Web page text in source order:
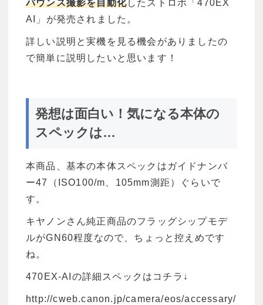
バウンス撮影を自動化したストロボ「470EX
AI」が発売されました。
詳しい説明と実機を見る機会がありましたの
で簡単に説明したいと思います！
発想は面白い！気になる本体の
スペックは…
本商品、基本の本体スペックはガイドナンバ
ー47（ISO100/m、105mm測距）ぐらいで
す。
キヤノンさん純正商品のフラッグシップモデ
ルがGN60程度なので、ちょっと控えめです
ね。
470EX-AIの詳細スペックはコチラ↓
http://cweb.canon.jp/camera/eos/accessary/